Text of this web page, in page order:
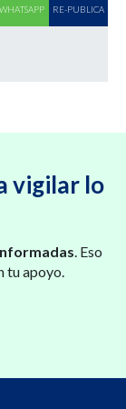
WHATSAPP RE-PUBLICA
vigilar lo
. Eso
tu apoyo.